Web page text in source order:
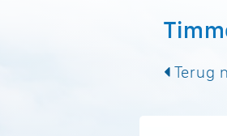
Terug